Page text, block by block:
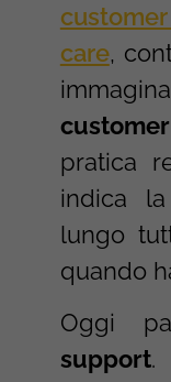
care,
pratica
indica
lungo
quando
Oggi
support.